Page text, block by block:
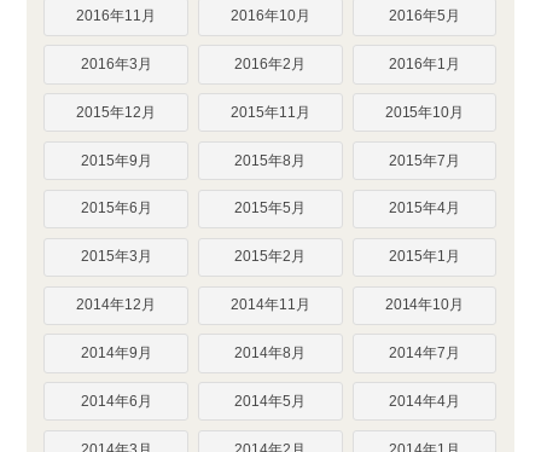
2016年11月 2016年10月 2016年5月
2016年3月 2016年2月 2016年1月
2015年12月 2015年11月 2015年10月
2015年9月 2015年8月 2015年7月
2015年6月 2015年5月 2015年4月
2015年3月 2015年2月 2015年1月
2014年12月 2014年11月 2014年10月
2014年9月 2014年8月 2014年7月
2014年6月 2014年5月 2014年4月